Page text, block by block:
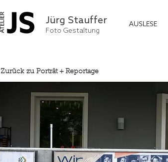
Jürg Stauffer
Foto Gestaltung
AUSLESE
Zurück zu Porträt + Reportage